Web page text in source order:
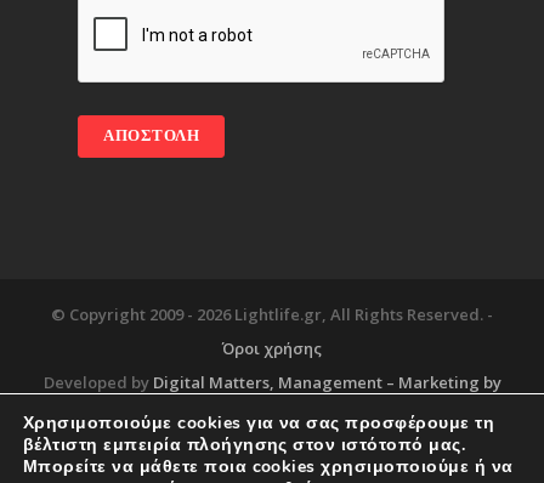
© Copyright 2009 - 2026 Lightlife.gr, All Rights Reserved. -
Όροι χρήσης
Developed by Digital Matters, Management – Marketing by
Blog About Services Corporate Support
Χρησιμοποιούμε cookies για να σας προσφέρουμε τη
βέλτιστη εμπειρία πλοήγησης στον ιστότοπό μας.
Μπορείτε να μάθετε ποια cookies χρησιμοποιούμε ή να